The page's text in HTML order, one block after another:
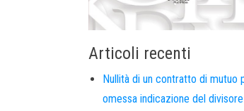
Articoli recenti
Nullità di un contratto di mutuo
omessa indicazione del